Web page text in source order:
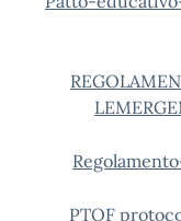
PTOF